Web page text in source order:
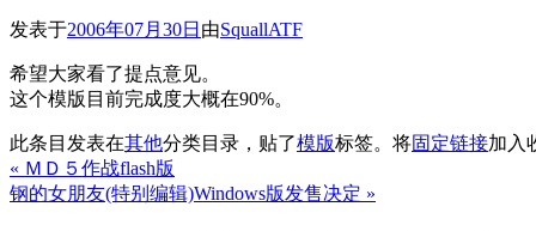
发表于2006年07月30日 由SquallATF
希望大家看了提点意见。
这个模版目前完成度大概在90%。
此条目发表在其他分类目录，贴了模版标签。将固定链接加入
« ＭＤ５作战flash版
钢的女朋友(特别编辑)Windows版发售决定 »